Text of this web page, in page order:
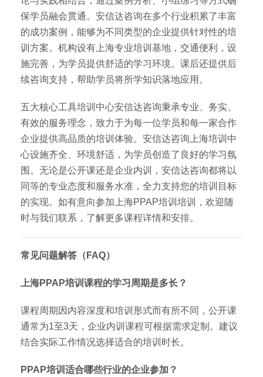
保学员融会贯通。安信达咨询在多个行业积累了丰富
的成功案例，能够为不同类型的企业提供针对性的培
训方案。机构设有上海专业培训基地，交通便利，设
施完善，为学员提供舒适的学习环境。课后还提供后
续咨询支持，帮助学员将所学知识落地应用。
五大核心工具培训中心安信达咨询秉承专业、务实、
有效的服务理念，致力于为每一位学员和每一家合作
企业提供高品质的培训体验。安信达咨询上海培训中
心设施齐全、环境舒适，为学员创造了良好的学习氛
围。无论是公开课还是企业内训，安信达咨询都将以
同等的专业态度和服务水准，全力支持您的培训目标
的实现。如有意向参加上海PPAP培训培训，欢迎随
时与我们联系，了解更多课程详情和安排。
常见问题解答（FAQ）
上海PPAP培训课程的学习周期是多长？
课程周期因内容深度和培训形式而有所不同，公开课
通常为1至3天，企业内训课程可根据需求定制。建议
结合实际工作情况选择适合的培训时长。
PPAP培训适合哪些行业的企业参加？